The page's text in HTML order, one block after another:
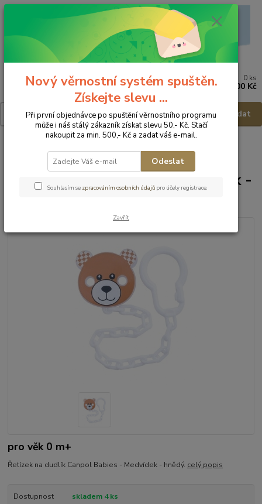
Menu
Hledat
0 ks
0,00 Kč
Canpol Babies Řetízek na dudlík - Medvídek
Canpol Babies Řetízek na dudlík -
pro věk 0 m+
Řetízek na dudlík Canpol Babies - Medvídek - hnědý. celý popis
Dostupnost skladem 4 ks
Nový věrnostní systém spuštěn.
Získejte slevu ...
Při první objednávce po spuštění věrnostního programu
může i náš stálý zákazník získat slevu 50,- Kč. Stačí
nakoupit za min. 500,- Kč a zadat váš e-mail.
Odeslat
Souhlasím se zpracováním osobních údajů pro účely registrace.
Zavřít